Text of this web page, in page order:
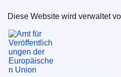
Amt für
Diese Website wird verwaltet